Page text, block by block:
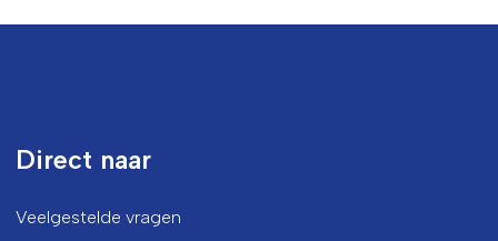
Direct naar
Veelgestelde vragen